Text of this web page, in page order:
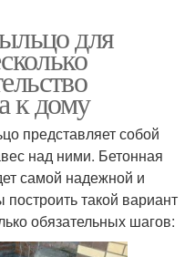
для
к дому
представляет собой
над ними. Бетонная
самой надежной и
такой вариант
обязательных шагов: